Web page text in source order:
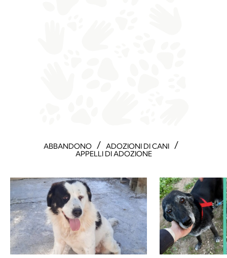
ABBANDONO / ADOZIONI DI CANI /
APPELLI DI ADOZIONE